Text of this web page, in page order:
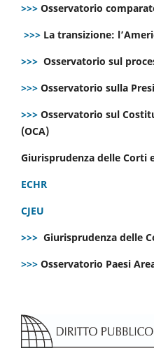
>>> Osservatorio
>>> La transizione:
>>> Osservatorio sul
>>> Osservatorio sulla
>>> Osservatorio sul
(OCA)
Giurisprudenza delle Corti
ECHR
CJEU
>>> Giurisprudenza delle
>>> Osservatorio Paesi